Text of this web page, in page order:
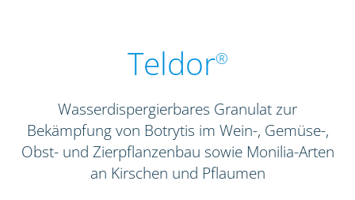
Teldor®
Wasserdispergierbares Granulat zur
Bekämpfung von Botrytis im Wein-, Gemüse-,
Obst- und Zierpflanzenbau sowie Monilia-Arten
an Kirschen und Pflaumen